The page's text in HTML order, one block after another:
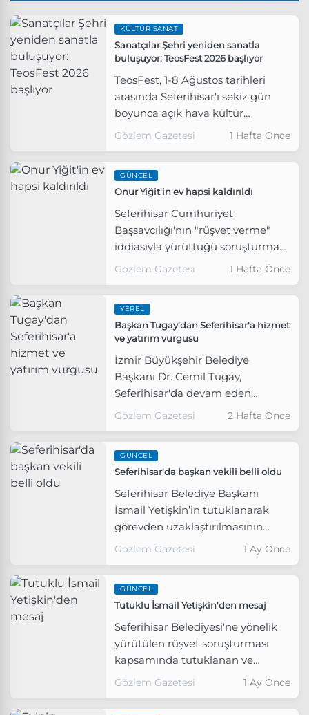
KÜLTÜR SANAT
Sanatçılar Şehri yeniden sanatla
buluşuyor: TeosFest 2026 başlıyor
TeosFest, 1-8 Ağustos tarihleri
arasında Seferihisar'ı sekiz gün
boyunca açık hava kültür
sahnesine dönüştürecek. Müzik,
doğa ve sosyal sorumluluk
etkinliklerini bir araya getiren
festival, Antik Teos'un kültürel
mirasını günümüzle buluşturmayı
hedefliyor.
Gözlem Gazetesi 1 Hafta Önce
GÜNCEL
Onur Yiğit'in ev hapsi kaldırıldı
Seferihisar Cumhuriyet
Başsavcılığı'nın "rüşvet verme"
iddiasıyla yürüttüğü soruşturma
kapsamında hakkında "konutu
süreçte görevden uzaklaştırılan
Balçova Belediye Başkanı Onur
Yiğit'in ev hapsi kaldırıldı.
Gözlem Gazetesi 1 Hafta Önce
YEREL
Başkan Tugay'dan Seferihisar'a hizmet
ve yatırım vurgusu
İzmir Büyükşehir Belediye
Başkanı Dr. Cemil Tugay,
Seferihisar'da devam eden
çalışmaları yerinde inceleyerek
Gözlem Gazetesi 2 Hafta Önce
GÜNCEL
Seferihisar'da başkan vekili belli oldu
Seferihisar Belediye Başkanı
İsmail Yetişkin’in tutuklanarak
görevden uzaklaştırılmasının
ardından Belediye Meclisi'nde
başkan vekilliğine seçildi.
Gözlem Gazetesi 1 Ay Önce
GÜNCEL
Tutuklu İsmail Yetişkin'den mesaj
Seferihisar Belediyesi'ne yönelik
yürütülen rüşvet soruşturması
kapsamında tutuklanan ve
görevden uzaklaştırılan Belediye
Gözlem Gazetesi 1 Ay Önce